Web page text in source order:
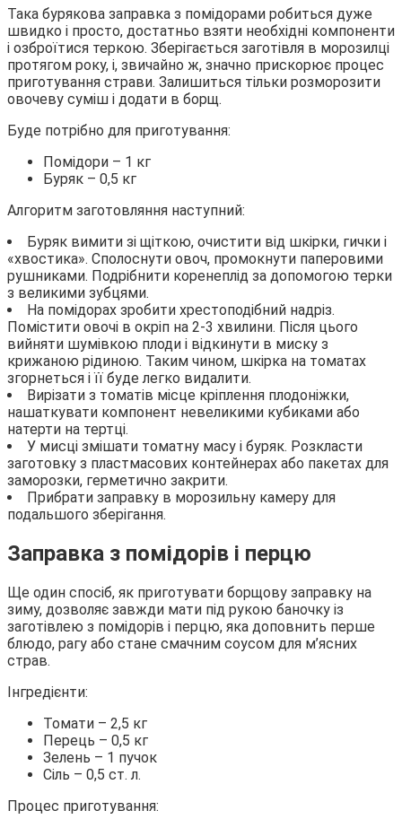
Така бурякова заправка з помідорами робиться дуже
швидко і просто, достатньо взяти необхідні компоненти
і озброїтися теркою. Зберігається заготівля в морозилці
протягом року, і, звичайно ж, значно прискорює процес
приготування страви. Залишиться тільки розморозити
овочеву суміш і додати в борщ.
Буде потрібно для приготування:
Помідори – 1 кг
Буряк – 0,5 кг
Алгоритм заготовляння наступний:
Буряк вимити зі щіткою, очистити від шкірки, гички і
«хвостика». Сполоснути овоч, промокнути паперовими
рушниками. Подрібнити коренеплід за допомогою терки
з великими зубцями.
На помідорах зробити хрестоподібний надріз.
Помістити овочі в окріп на 2-3 хвилини. Після цього
вийняти шумівкою плоди і відкинути в миску з
крижаною рідиною. Таким чином, шкірка на томатах
згорнеться і її буде легко видалити.
Вирізати з томатів місце кріплення плодоніжки,
нашаткувати компонент невеликими кубиками або
натерти на тертці.
У мисці змішати томатну масу і буряк. Розкласти
заготовку з пластмасових контейнерах або пакетах для
заморозки, герметично закрити.
Прибрати заправку в морозильну камеру для
подальшого зберігання.
Заправка з помідорів і перцю
Ще один спосіб, як приготувати борщову заправку на
зиму, дозволяє завжди мати під рукою баночку із
заготівлею з помідорів і перцю, яка доповнить перше
блюдо, рагу або стане смачним соусом для м’ясних
страв.
Інгредієнти:
Томати – 2,5 кг
Перець – 0,5 кг
Зелень – 1 пучок
Сіль – 0,5 ст. л.
Процес приготування: